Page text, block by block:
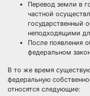
Перевод земли в
частной
государственный
неподходящими
После появления
федеральном
В то же время
федеральную
относятся следующие: